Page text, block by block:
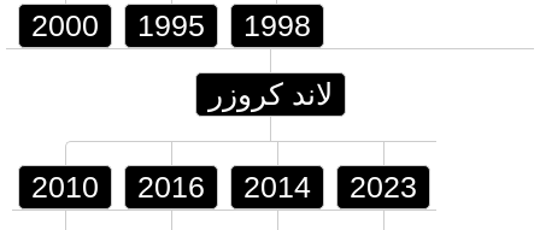
2000 1995 1998
لاند كروزر
2010 2016 2014 2023